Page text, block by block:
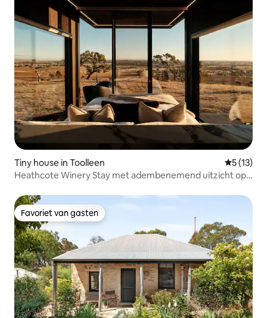
Tiny house in Toolleen
5 (13)
Heathcote Winery Stay met adembenemend uitzicht op
Favoriet van gasten
Favoriet van gasten